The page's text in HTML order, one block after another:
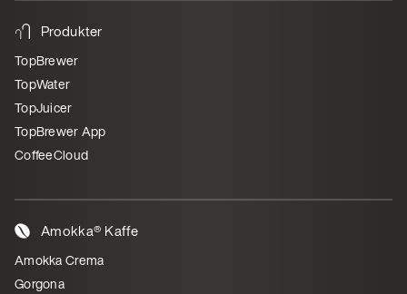
Produkter
TopBrewer
TopWater
TopJuicer
TopBrewer App
CoffeeCloud
Amokka® Kaffe
Amokka Crema
Gorgona